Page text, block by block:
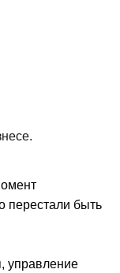
перестали быть
управление